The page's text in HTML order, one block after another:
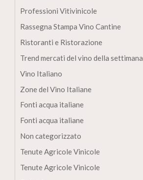
Professioni Vitivinicole
Rassegna Stampa Vino Cantine
Ristoranti e Ristorazione
Trend mercati del vino della settimana
Vino Italiano
Zone del Vino Italiane
Fonti acqua italiane
Fonti acqua italiane
Non categorizzato
Tenute Agricole Vinicole
Tenute Agricole Vinicole